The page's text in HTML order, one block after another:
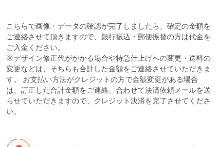
こちらで画像・データの確認が完了しましたら、確定の金額を
ご連絡させて頂きますので、銀行振込・郵便振替の方は代金を
ご入金ください。
※デザイン修正代がかかる場合や特急仕上げへの変更・送料の
変更などは、そちらも合計した金額をご連絡させていただきま
す。 お支払い方法がクレジットの方で金額変更がある場合
は、訂正した合計金額をご連絡、合わせて決済依頼メールを送
らせていただきますので、クレジット決済を完了させてくださ
い。